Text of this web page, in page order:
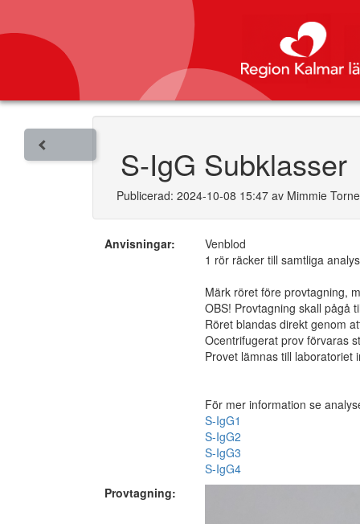
S-IgG Subklasser
Publicerad: 2024-10-08 15:47 av Mimmie
Anvisningar:
Venblod
1 rör räcker till samtliga
Märk röret före provtagning,
OBS! Provtagning skall pågå
Röret blandas direkt genom
Ocentrifugerat prov förvaras
Provet lämnas till laboratoriet
För mer information se
S-IgG1
S-IgG2
S-IgG3
S-IgG4
Provtagning: